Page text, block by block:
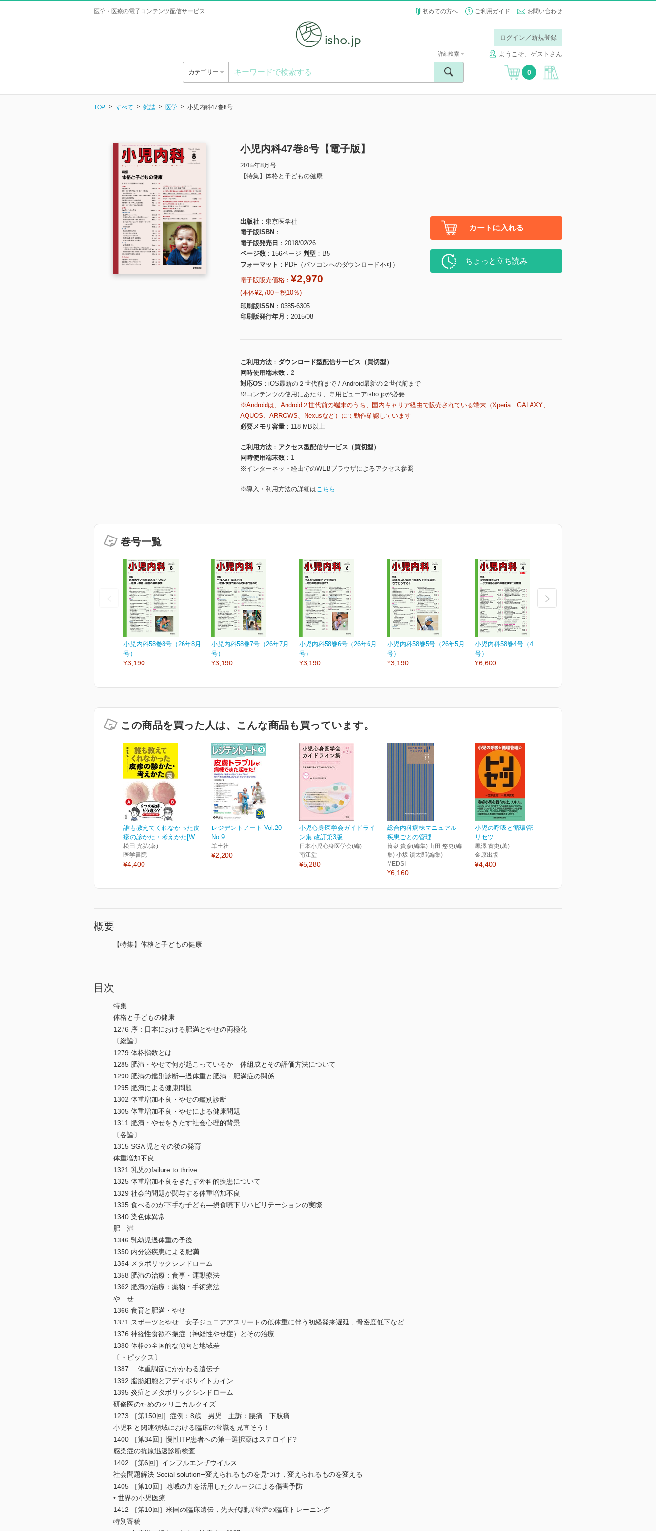
医学・医療の電子コンテンツ配信サービス 初めての方へ ご利用ガイド お問い合わせ
ログイン／新規登録
ようこそ、ゲストさん
カテゴリー
詳細検索
0
TOP すべて 雑誌 医学 小児内科47巻8号
小児内科47巻8号【電子版】
2015年8月号
【特集】体格と子どもの健康
出版社
東京医学社
電子版ISBN
電子版発売日
2018/02/26
ページ数
156ページ 判型
B5
フォーマット
PDF（パソコンへのダウンロード不可）
電子版販売価格： ¥2,970
(本体¥2,700＋税10％)
印刷版ISSN
0385-6305
印刷版発行年月
2015/08
カートに入れる
ちょっと立ち読み
ご利用方法
ダウンロード型配信サービス（買切型）
同時使用端末数
2
対応OS
iOS最新の２世代前まで / Android最新の２世代前まで
※コンテンツの使用にあたり、専用ビューアisho.jpが必要
※Androidは、Android２世代前の端末のうち、国内キャリア経由で販売されている端末（Xperia、GALAXY、
AQUOS、ARROWS、Nexusなど）にて動作確認しています
必要メモリ容量
118 MB以上
ご利用方法
アクセス型配信サービス（買切型）
同時使用端末数
1
※インターネット経由でのWEBブラウザによるアクセス参照
※導入・利用方法の詳細はこちら
巻号一覧
小児内科58巻8号（26年8月
号）
¥3,190
小児内科58巻7号（26年7月
号）
¥3,190
小児内科58巻6号（26年6月
号）
¥3,190
小児内科58巻5号（26年5月
号）
¥3,190
小児内科58巻4号（4月増大
号）
¥6,600
この商品を買った人は、こんな商品も買っています。
誰も教えてくれなかった皮
疹の診かた・考えかた[W...
松田 光弘(著)
医学書院
¥4,400
レジデントノート Vol.20
No.9
羊土社
¥2,200
小児心身医学会ガイドライ
ン集 改訂第3版
日本小児心身医学会(編)
南江堂
¥5,280
総合内科病棟マニュアル
疾患ごとの管理
筒泉 貴彦(編集) 山田 悠史(編
集) 小坂 鎮太郎(編集)
MEDSI
¥6,160
小児の呼吸と循環管理のト
リセツ
黒澤 寛史(著)
金原出版
¥4,400
概要
【特集】体格と子どもの健康
目次
特集
体格と子どもの健康
1276 序：日本における肥満とやせの両極化
〔総論〕
1279 体格指数とは
1285 肥満・やせで何が起こっているか―体組成とその評価方法について
1290 肥満の鑑別診断―過体重と肥満・肥満症の関係
1295 肥満による健康問題
1302 体重増加不良・やせの鑑別診断
1305 体重増加不良・やせによる健康問題
1311 肥満・やせをきたす社会心理的背景
〔各論〕
1315 SGA 児とその後の発育
体重増加不良
1321 乳児のfailure to thrive
1325 体重増加不良をきたす外科的疾患について
1329 社会的問題が関与する体重増加不良
1335 食べるのが下手な子ども―摂食嚥下リハビリテーションの実際
1340 染色体異常
肥 満
1346 乳幼児過体重の予後
1350 内分泌疾患による肥満
1354 メタボリックシンドローム
1358 肥満の治療：食事・運動療法
1362 肥満の治療：薬物・手術療法
や せ
1366 食育と肥満・やせ
1371 スポーツとやせ―女子ジュニアアスリートの低体重に伴う初経発来遅延，骨密度低下など
1376 神経性食欲不振症（神経性やせ症）とその治療
1380 体格の全国的な傾向と地域差
〔トピックス〕
1387 体重調節にかかわる遺伝子
1392 脂肪細胞とアディポサイトカイン
1395 炎症とメタボリックシンドローム
研修医のためのクリニカルクイズ
1273 ［第150回］症例：8歳 男児，主訴：腰痛，下肢痛
小児科と関連領域における臨床の常識を見直そう！
1400 ［第34回］慢性ITP患者への第一選択薬はステロイド?
感染症の抗原迅速診断検査
1402 ［第6回］インフルエンザウイルス
社会問題解決 Social solution─変えられるものを見つけ，変えられるものを変える
1405 ［第10回］地域の力を活用したクルージによる傷害予防
• 世界の小児医療
1412 ［第10回］米国の臨床遺伝，先天代謝異常症の臨床トレーニング
特別寄稿